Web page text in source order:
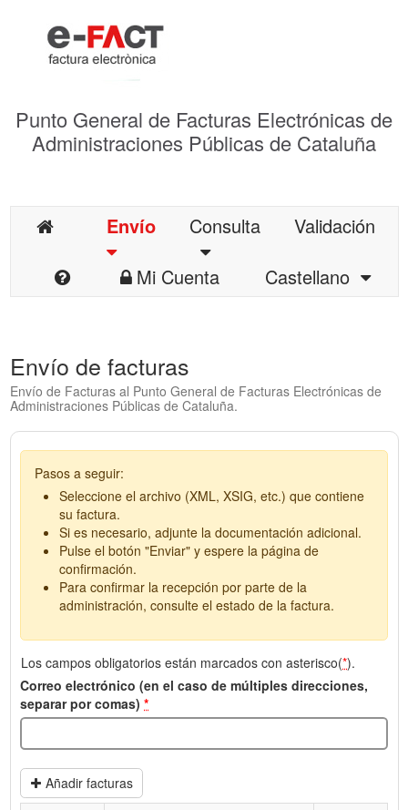
Punto General de Facturas Electrónicas de
Administraciones Públicas de Cataluña
Envío Consulta
Validación
Mi Cuenta
Castellano
Envío de facturas
Envío de Facturas al Punto General de Facturas Electrónicas de
Administraciones Públicas de Cataluña.
Pasos a seguir:
Seleccione el archivo (XML, XSIG, etc.) que contiene
su factura.
Si es necesario, adjunte la documentación adicional.
Pulse el botón "Enviar" y espere la página de
confirmación.
Para confirmar la recepción por parte de la
administración, consulte el estado de la factura.
Los campos obligatorios están marcados con asterisco(*).
Correo electrónico (en el caso de múltiples direcciones,
separar por comas) *
Añadir facturas